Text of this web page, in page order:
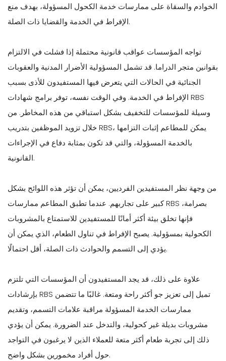
الخوادم والسقاة على ممارسات خدمة الكحول المسؤولة، بهدف منع
الإفراط في الخدمة والقضايا ذات الصلة.
تواجه المؤسسات عواقب قانونية محتملة إذا فشلت في الالتزام
بقوانين متجر الدراما. قد تشمل المسؤولية الأضرار المدنية والعقوبات
الجنائية في الحالات التي يتعرض فيها المستفيدون للأذى بسبب
الإفراط في الخدمة. وفي الوقت نفسه، توفر برامج شهادات RBS
وسيلة للمؤسسات للتخفيف بشكل استباقي من هذه المخاطر. من
خلال تزويد الموظفين بتدريب RBS، يمكن للمطاعم إثبات التزامها
بالخدمة المسؤولة، والتي قد تكون بمثابة دفاع في الإجراءات
القانونية.
من وجهة نظر المستفيدين الفرديين، يمكن أن تؤثر هذه اللوائح بشكل
كبير على تجاربهم. عندما تطبق المطاعم ممارسات RBS بصرامة،
فإنها تخلق بيئة أكثر أمانًا للمستفيدين للاستمتاع بالمشروبات
الكحولية بمسؤولية. يصبح الإفراط في تناول الطعام، الذي يمكن أن
يؤدي إلى التسمم والحوادث ذات الصلة، أقل احتمالًا.
علاوة على ذلك، قد يجد المستفيدون أن المؤسسات التي تلتزم
بإرشادات RBS تميل إلى تعزيز جو أكثر راحة ومتعة. غالبًا ما تتضمن
ممارسات الخدمة المسؤولة مراقبة علامات التسمم، وتقديم
مشروبات بديلة غير كحولية، والتدخل عند الضرورة. يمكن أن يؤدي
ذلك إلى تجربة طعام أكثر متعة للعملاء الذين لا يرغبون في التواجد
حول أفراد مخمورين بشكل واضح.